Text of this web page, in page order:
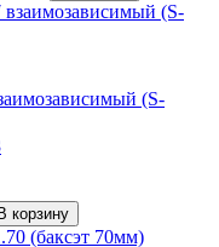
(S-
В корзину